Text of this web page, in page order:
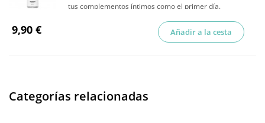
tus complementos íntimos como el primer día.
9,90 € Añadir a la cesta
Categorías relacionadas